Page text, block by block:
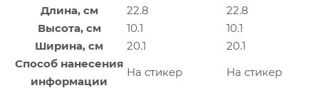
Длина, см
22.8
22.8
Высота, см
10.1
10.1
Ширина, см
20.1
20.1
Способ нанесения
информации
На стикер На стикер